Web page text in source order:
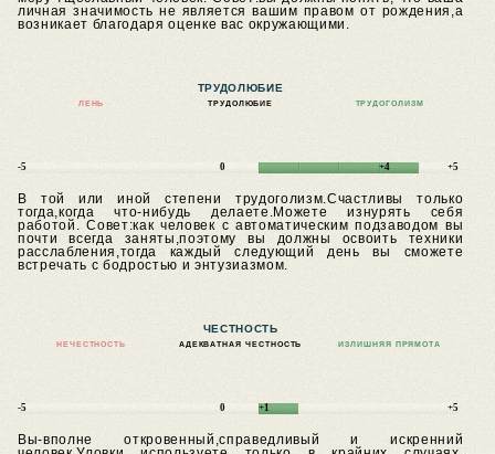
личная значимость не является вашим правом от рождения,а
возникает благодаря оценке вас окружающими.
ТРУДОЛЮБИЕ
ЛЕНЬ ТРУДОЛЮБИЕ ТРУДОГОЛИЗМ
-5 0 +4 +5
В той или иной степени трудоголизм.Счастливы только
тогда,когда что-нибудь делаете.Можете изнурять себя
работой.Совет:как человек с автоматическим подзаводом вы
почти всегда заняты,поэтому вы должны освоить техники
расслабления,тогда каждый следующий день вы сможете
встречать с бодростью и энтузиазмом.
ЧЕСТНОСТЬ
НЕЧЕСТНОСТЬ АДЕКВАТНАЯ ЧЕСТНОСТЬ ИЗЛИШНЯЯ ПРЯМОТА
-5 0 +1 +5
Вы-вполне откровенный,справедливый и искренний